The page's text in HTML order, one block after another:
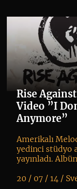
Rise
Video ”I
Anymore”
Amerikalı
yedinci stüdyo
yayınladı.
20 / 07 / 14 /